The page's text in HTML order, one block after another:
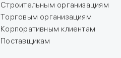
Строительным организациям
Торговым организациям
Корпоративным клиентам
Поставщикам